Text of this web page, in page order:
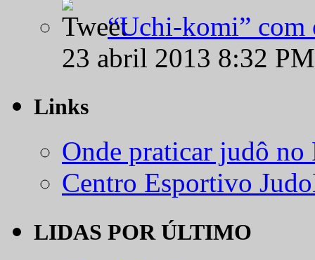
“Uchi-komi” com
23 abril 2013 8:32
Links
Onde praticar judô
Centro Esportivo
LIDAS POR ÚLTIMO